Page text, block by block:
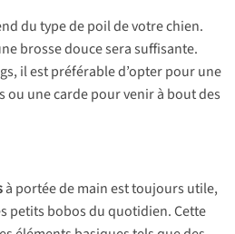
du type de poil de votre chien.
brosse douce sera suffisante.
il est préférable d’opter pour une
ou une carde pour venir à bout des
à portée de main est toujours utile,
petits bobos du quotidien. Cette